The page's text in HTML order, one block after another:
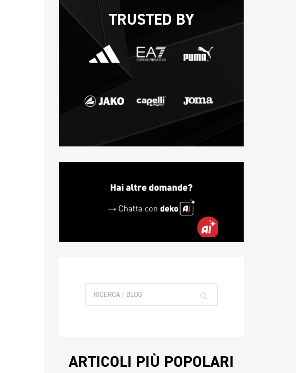
TRUSTED BY
ARTICOLI PIÙ POPOLARI